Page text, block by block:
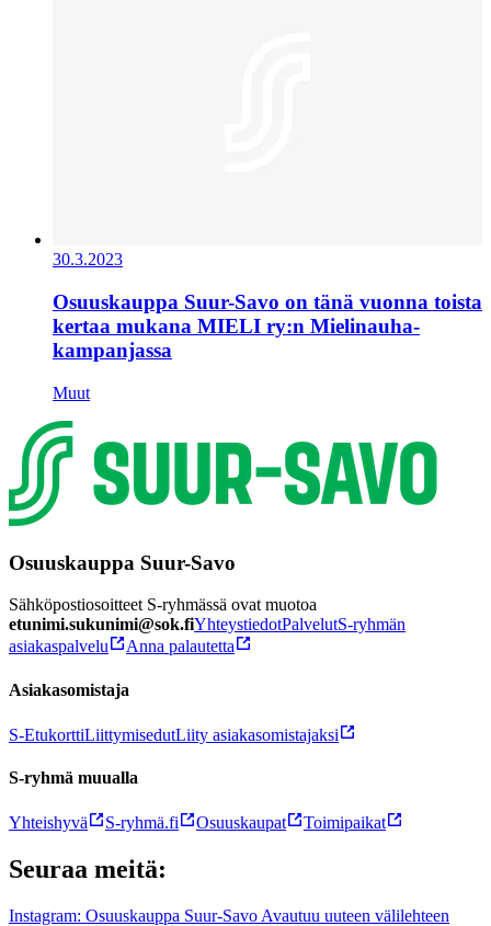
30.3.2023
Osuuskauppa Suur-Savo on tänä vuonna toista
kertaa mukana MIELI ry:n Mielinauha-
kampanjassa
Muut
Osuuskauppa Suur-Savo
Sähköpostiosoitteet S-ryhmässä ovat muotoa
etunimi.sukunimi@sok.fiYhteystiedotPalvelutS-ryhmän
asiakaspalvelu
Anna palautetta
Asiakasomistaja
S-EtukorttiLiittymisedutLiity asiakasomistajaksi
S-ryhmä muualla
Yhteishyvä S-ryhmä.fi Osuuskaupat Toimipaikat
Seuraa meitä:
Instagram: Osuuskauppa Suur-Savo Avautuu uuteen välilehteen